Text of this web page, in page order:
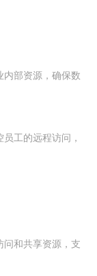
内部资源，确保数
工的远程访问，
问和共享资源，支